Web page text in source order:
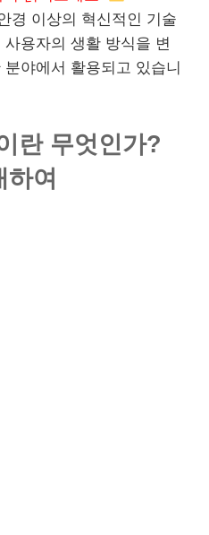
경 이상의 혁신적인 기술
용자의 생활 방식을 변
야에서 활용되고 있습니
란 무엇인가?
하여